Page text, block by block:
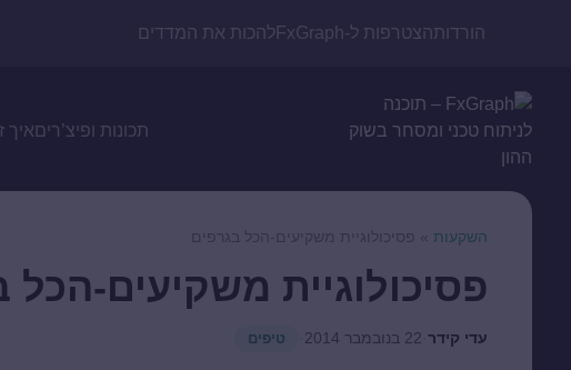
הורדותהצטרפות ל-FxGraph להכות את המדדים
תכונות ופיצ’ריםאיך
השקעות » פסיכולוגיית משקיעים-הכל בגרפים
פסיכולוגיית משקיעים-הכל
עדי קידר 22 בנובמבר 2014 טיפים